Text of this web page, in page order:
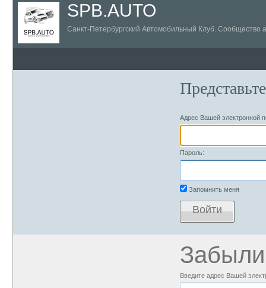
SPB.AUTO
Санкт-Петербургский Автомобильный Клуб. Сообщество
Адрес Вашей электронной
Пароль:
Запомнить меня
Войти
Введите адрес Вашей